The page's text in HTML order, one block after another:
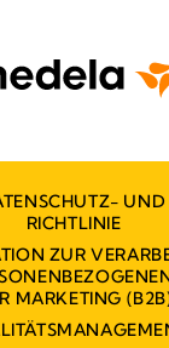
RICHTLINIE
ZUR
MARKETING